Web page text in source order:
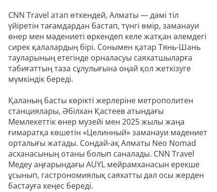
CNN Travel атап өткендей, Алматы — дәмі тіл
үйіретін тағамдардан бастап, түнгі өмір, заманауи
өнер мен мәдениеті өркендеп келе жатқан әлемдегі
сирек қалалардың бірі. Сонымен қатар Тянь-Шань
тауларының етегінде орналасуы саяхатшыларға
табиғаттың таза сұлулығына оңай қол жеткізуге
мүмкіндік береді.
Қаланың басты көрікті жерлеріне метрополитен
станциялары, Әбілхан Қастеев атындағы
Мемлекеттік өнер музейі мен 2025 жылы жаңа
ғимаратқа көшетін «Целинный» заманауи мәдениет
орталығы жатады. Сондай-ақ Алматы Neo Nomad
асханасының отаны болып саналады. CNN Travel
Медеу аңғарындағы AUYL мейрамханасын ерекше
ұсынып, гастрономиялық саяхатты дәл осы жерден
бастауға кеңес береді.